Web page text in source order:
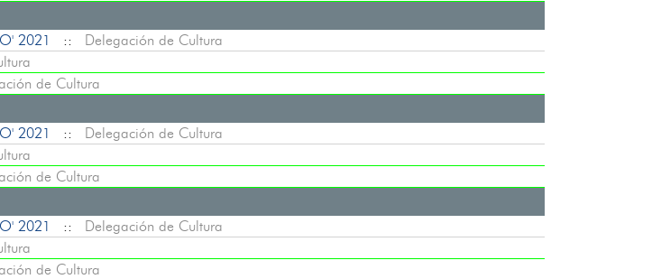
2021
:: Delegación de Cultura
de Cultura
2021
:: Delegación de Cultura
de Cultura
2021
:: Delegación de Cultura
de Cultura